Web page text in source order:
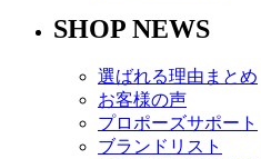
SHOP NEWS
選ばれる理由まとめ
お客様の声
プロポーズサポート
ブランドリスト